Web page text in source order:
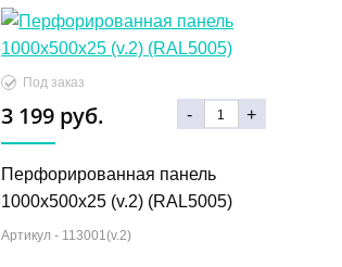
Под заказ
3 199 руб. - +
Перфорированная панель
1000х500х25 (v.2) (RAL5005)
Артикул - 113001(v.2)